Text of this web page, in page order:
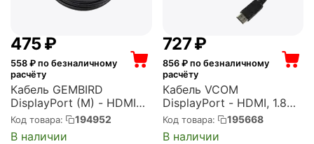
‍475‍₽
558 ₽ по безналичному
расчёту
Кабель GEMBIRD
DisplayPort (M) - HDMI
(M), 1.8м (CC-DP-HDMI-
6)
Код товара: 194952
В наличии
‍727‍₽
856₽ по безналичному
расчёту
Кабель VCOM
DisplayPort - HDMI, 1.8м
(CG494-B)
Код товара: 195668
В наличии